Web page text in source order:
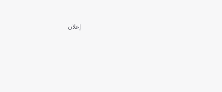
إعلان